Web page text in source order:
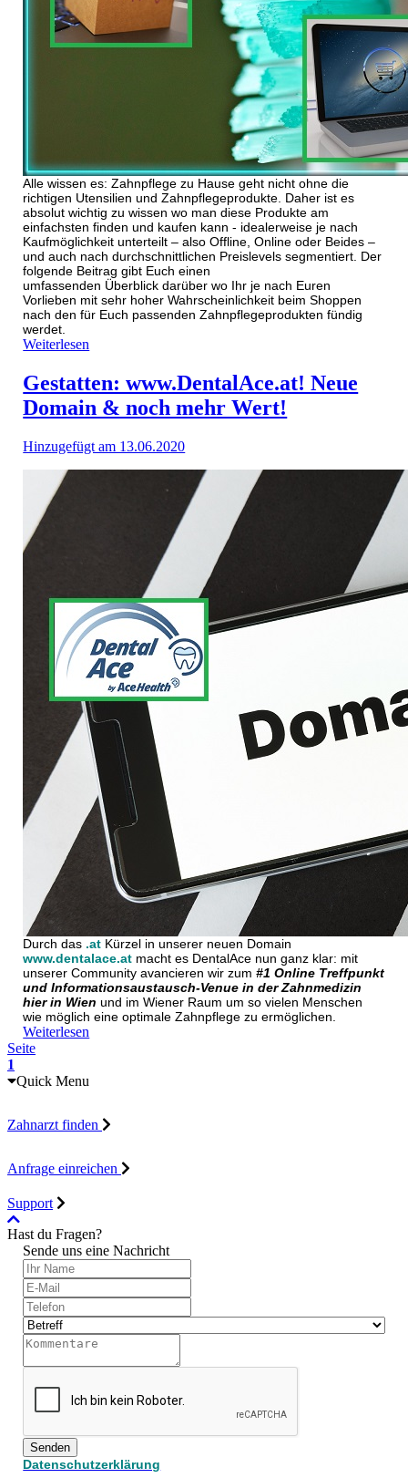
Alle wissen es: Zahnpflege zu Hause geht nicht ohne die
richtigen Utensilien und Zahnpflegeprodukte. Daher ist es
absolut wichtig zu wissen wo man diese Produkte am
einfachsten finden und kaufen kann - idealerweise je nach
Kaufmöglichkeit unterteilt – also Offline, Online oder Beides –
und auch nach durchschnittlichen Preislevels segmentiert. Der
folgende Beitrag gibt Euch einen
umfassenden Überblickdarüber wo Ihr je nach Euren
Vorlieben mit sehr hoher Wahrscheinlichkeit beim Shoppen
nach den für Euch passenden Zahnpflegeprodukten fündig
werdet.
Weiterlesen
Gestatten: www.DentalAce.at! Neue
Domain & noch mehr Wert!
Hinzugefügt am 13.06.2020
Durch das .at Kürzel in unserer neuen Domain
www.dentalace.at macht es DentalAce nun ganz klar: mit
unserer Community avancieren wir zum#1 Online Treffpunkt
und Informationsaustausch-Venue in der Zahnmedizin
hier in Wien und im Wiener Raum um so vielen Menschen
wie möglich eine optimale Zahnpflege zu ermöglichen.
Weiterlesen
Seite
1
Quick Menu
Zahnarzt finden
Anfrage einreichen
Support
Hast du Fragen?
Sende uns eine Nachricht
Senden
Datenschutzerklärung